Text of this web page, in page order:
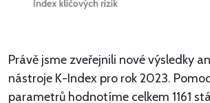
Právě jsme zveřejnili nové výsledky
nástroje K-Index pro rok 2023.
parametrů hodnotíme celkem 1161